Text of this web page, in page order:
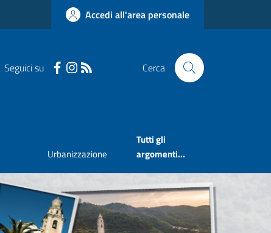
Accedi all'area personale
Seguici su Cerca
Urbanizzazione
Tutti gli
argomenti...